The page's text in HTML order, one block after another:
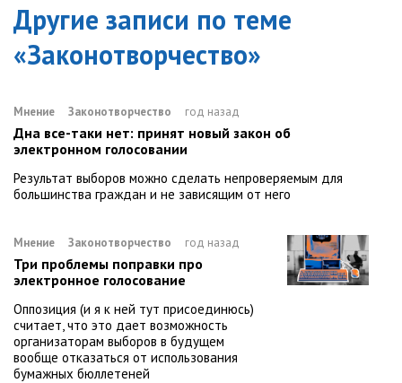
Другие записи по теме
«Законотворчество»
Мнение Законотворчество год назад
Дна все-таки нет: принят новый закон об
электронном голосовании
Результат выборов можно сделать непроверяемым для
большинства граждан и не зависящим от него
Мнение Законотворчество год назад
Три проблемы поправки про
электронное голосование
Оппозиция (и я к ней тут присоединюсь)
считает, что это дает возможность
организаторам выборов в будущем
вообще отказаться от использования
бумажных бюллетеней